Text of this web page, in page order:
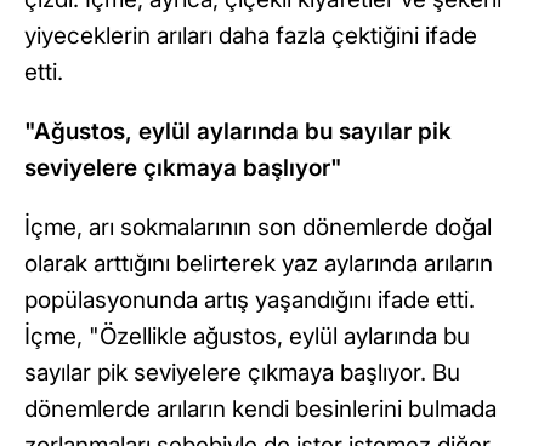
yiyeceklerin arıları daha fazla çektiğini ifade
etti.
"Ağustos, eylül aylarında bu sayılar pik
seviyelere çıkmaya başlıyor"
İçme, arı sokmalarının son dönemlerde doğal
olarak arttığını belirterek yaz aylarında arıların
popülasyonunda artış yaşandığını ifade etti.
İçme, "Özellikle ağustos, eylül aylarında bu
sayılar pik seviyelere çıkmaya başlıyor. Bu
dönemlerde arıların kendi besinlerini bulmada